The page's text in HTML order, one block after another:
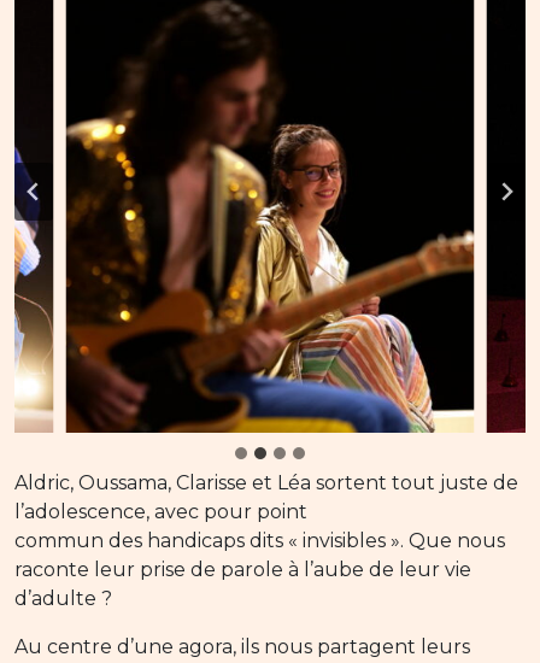
Aldric, Oussama, Clarisse et Léa sortent tout juste de
l’adolescence, avec pour point
commun des handicaps dits « invisibles ». Que nous
raconte leur prise de parole à l’aube de leur vie
d’adulte ?
Au centre d’une agora, ils nous partagent leurs